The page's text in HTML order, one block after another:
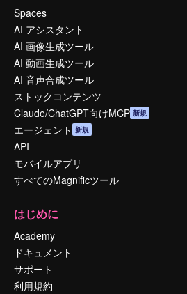
Spaces
AI アシスタント
AI 画像生成ツール
AI 動画生成ツール
AI 音声合成ツール
ストックコンテンツ
Claude/ChatGPT向けMCP 新規
エージェント 新規
API
モバイルアプリ
すべてのMagnificツール
はじめに
Academy
ドキュメント
サポート
利用規約